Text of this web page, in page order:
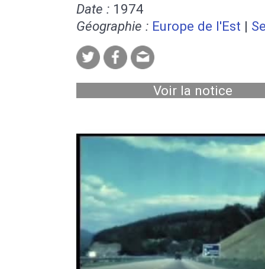
Date : 1974
Géographie : Europe de l'Est |
Voir la notice